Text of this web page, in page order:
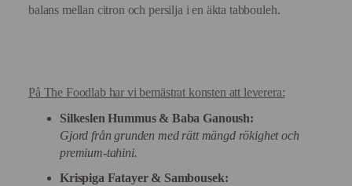
balans mellan citron och persilja i en äkta tabbouleh.
På The Foodlab har vi bemästrat konsten att leverera:
Silkeslen Hummus & Baba Ganoush:
Gjord från grunden med rätt mängd rökighet och
premium-tahini.
Krispiga Fatayer & Sambousek: